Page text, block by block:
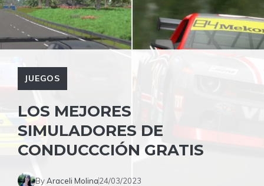
JUEGOS
LOS MEJORES
SIMULADORES DE
CONDUCCCIÓN GRATIS
ByAraceli Molina24/03/2023